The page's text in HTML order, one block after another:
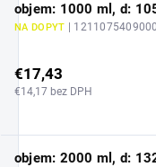
objem: 1000 ml, d:
NA DOPYT | 1211075409000
€17,43
€14,17 bez DPH
objem: 2000 ml, d: